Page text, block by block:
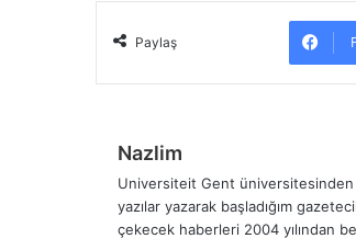
Paylaş
Nazlim
Universiteit Gent üniversitesinden
yazılar yazarak başladığım
çekecek haberleri 2004 yılından